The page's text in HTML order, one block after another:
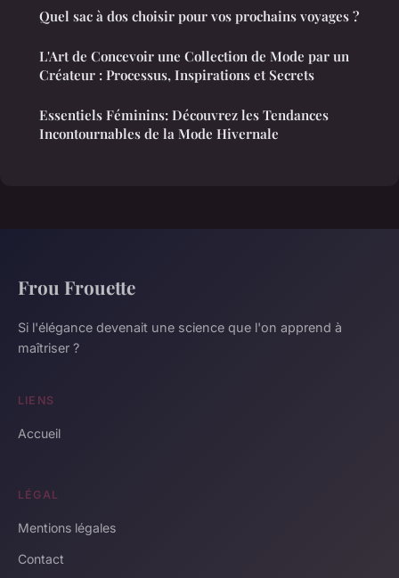
Quel sac à dos choisir pour vos prochains voyages ?
L'Art de Concevoir une Collection de Mode par un
Créateur : Processus, Inspirations et Secrets
Essentiels Féminins: Découvrez les Tendances
Incontournables de la Mode Hivernale
Frou Frouette
Si l'élégance devenait une science que l'on apprend à
maîtriser ?
LIENS
Accueil
LÉGAL
Mentions légales
Contact